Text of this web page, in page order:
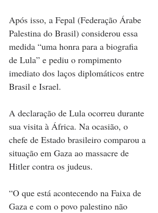
Após isso, a Fepal (Federação Árabe
Palestina do Brasil) considerou essa
medida “uma honra para a biografia
de Lula” e pediu o rompimento
imediato dos laços diplomáticos entre
Brasil e Israel.
A declaração de Lula ocorreu durante
sua visita à África. Na ocasião, o
chefe de Estado brasileiro comparou a
situação em Gaza ao massacre de
Hitler contra os judeus.
“O que está acontecendo na Faixa de
Gaza e com o povo palestino não